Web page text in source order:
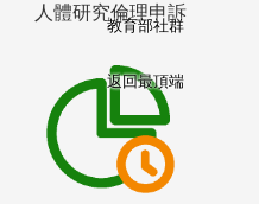
人體研究倫理申訴
教育部社群
返回最頂端